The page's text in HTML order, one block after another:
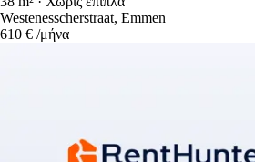
Westenesscherstraat, Emmen
610 € /μήνα